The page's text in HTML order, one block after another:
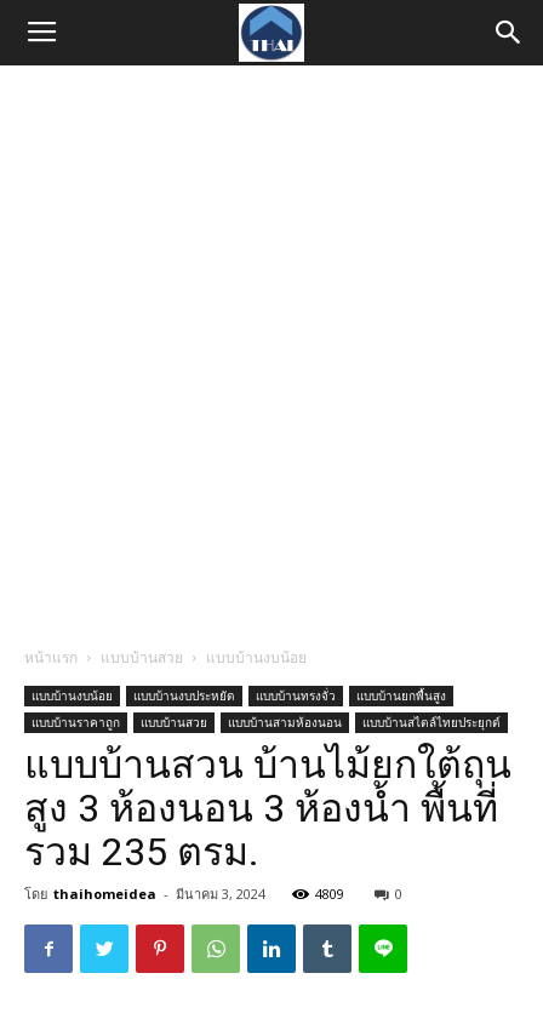
หน้าแรก แบบบ้านสวย แบบบ้านงบน้อย
แบบบ้านงบน้อย แบบบ้านงบประหยัด แบบบ้านทรงจั่ว
แบบบ้านยกพื้นสูง
แบบบ้านราคาถูก
แบบบ้านสวย แบบบ้านสามห้องนอน แบบบ้านสไตล์ไทยประยุกต์
แบบบ้านสวน บ้านไม้ยกใต้ถุน
สูง 3 ห้องนอน 3 ห้องน้ำ พื้นที่
รวม 235 ตรม.
โดย thaihomeidea - มีนาคม 3, 2024 4809 0